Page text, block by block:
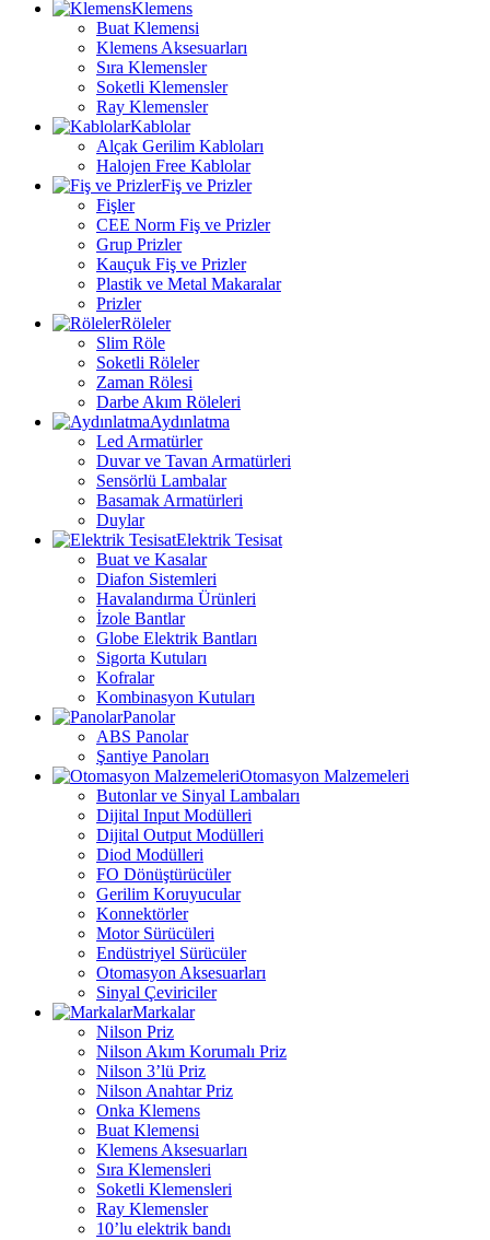
Klemens
Buat Klemensi
Klemens Aksesuarları
Sıra Klemensler
Soketli Klemensler
Ray Klemensler
Kablolar
Alçak Gerilim Kabloları
Halojen Free Kablolar
Fiş ve Prizler
Fişler
CEE Norm Fiş ve Prizler
Grup Prizler
Kauçuk Fiş ve Prizler
Plastik ve Metal Makaralar
Prizler
Röleler
Slim Röle
Soketli Röleler
Zaman Rölesi
Darbe Akım Röleleri
Aydınlatma
Led Armatürler
Duvar ve Tavan Armatürleri
Sensörlü Lambalar
Basamak Armatürleri
Duylar
Elektrik Tesisat
Buat ve Kasalar
Diafon Sistemleri
Havalandırma Ürünleri
İzole Bantlar
Globe Elektrik Bantları
Sigorta Kutuları
Kofralar
Kombinasyon Kutuları
Panolar
ABS Panolar
Şantiye Panoları
Otomasyon Malzemeleri
Butonlar ve Sinyal Lambaları
Dijital Input Modülleri
Dijital Output Modülleri
Diod Modülleri
FO Dönüştürücüler
Gerilim Koruyucular
Konnektörler
Motor Sürücüleri
Endüstriyel Sürücüler
Otomasyon Aksesuarları
Sinyal Çeviriciler
Markalar
Nilson Priz
Nilson Akım Korumalı Priz
Nilson 3’lü Priz
Nilson Anahtar Priz
Onka Klemens
Buat Klemensi
Klemens Aksesuarları
Sıra Klemensleri
Soketli Klemensleri
Ray Klemensler
10’lu elektrik bandı